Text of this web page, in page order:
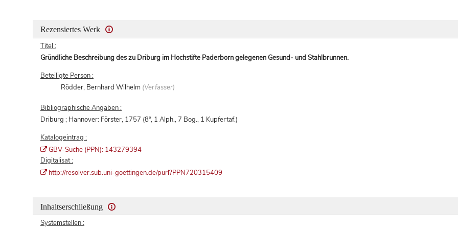
Rezensiertes Werk
Titel :
Gründliche Beschreibung des zu Driburg im Hochstifte Paderborn gelegenen Gesund- und Stahlbrunnen.
Beteiligte Person :
Rödder, Bernhard Wilhelm (Verfasser)
Bibliographische Angaben :
Driburg ; Hannover: Förster, 1757 (8°, 1 Alph., 7 Bog., 1 Kupfertaf.)
Katalogeintrag :
GBV-Suche (PPN): 143279394
Digitalisat :
http://resolver.sub.uni-goettingen.de/purl?PPN720315409
Inhaltserschließung
Systemstellen :